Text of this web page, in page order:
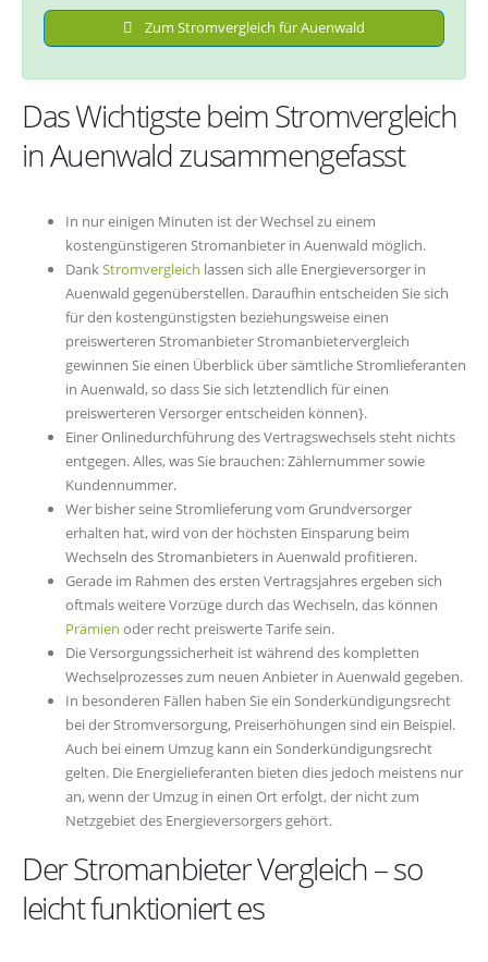
Zum Stromvergleich für Auenwald
Das Wichtigste beim Stromvergleich
in Auenwald zusammengefasst
In nur einigen Minuten ist der Wechsel zu einem
kostengünstigeren Stromanbieter in Auenwald möglich.
DankStromvergleich lassen sich alle Energieversorger in
Auenwald gegenüberstellen. Daraufhin entscheiden Sie sich
für den kostengünstigsten beziehungsweise einen
preiswerteren Stromanbieter Stromanbietervergleich
gewinnen Sie einen Überblick über sämtliche Stromlieferanten
in Auenwald, so dass Sie sich letztendlich für einen
preiswerteren Versorger entscheiden können}.
Einer Onlinedurchführung des Vertragswechsels steht nichts
entgegen. Alles, was Sie brauchen: Zählernummer sowie
Kundennummer.
Wer bisher seine Stromlieferung vom Grundversorger
erhalten hat, wird von der höchsten Einsparung beim
Wechseln des Stromanbieters in Auenwald profitieren.
Gerade im Rahmen des ersten Vertragsjahres ergeben sich
oftmals weitere Vorzüge durch das Wechseln, das können
Prämien oder recht preiswerte Tarife sein.
Die Versorgungssicherheit ist während des kompletten
Wechselprozesses zum neuen Anbieter in Auenwald gegeben.
In besonderen Fällen haben Sie ein Sonderkündigungsrecht
bei der Stromversorgung, Preiserhöhungen sind ein Beispiel.
Auch bei einem Umzug kann ein Sonderkündigungsrecht
gelten. Die Energielieferanten bieten dies jedoch meistens nur
an, wenn der Umzug in einen Ort erfolgt, der nicht zum
Netzgebiet des Energieversorgers gehört.
Der Stromanbieter Vergleich – so
leicht funktioniert es